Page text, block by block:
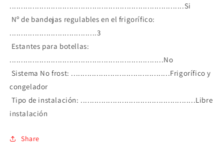
............................................................................Si
Nº de bandejas regulables en el frigorífico:
......................................3
Estantes para botellas:
...................................................................No
Sistema No frost: ...........................................Frigorífico y
congelador
Tipo de instalación: ..................................................Libre
instalación
Share